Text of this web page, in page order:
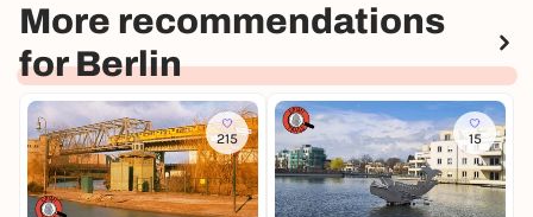
More recommendations
for Berlin
215 15